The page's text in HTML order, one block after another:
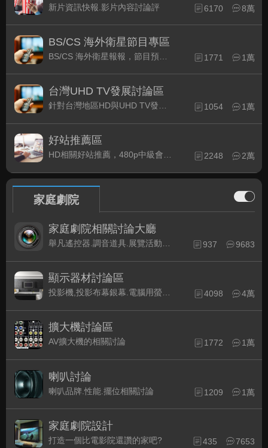
新片資訊快報.影片內容討論評 6170 8萬
BS/CS 海外衛星節目專區
1771 1萬
台灣UHD TV發展討論區
1054 1萬
好站推薦區
HD相關好站推薦，480p中級會員以上限定 2248 2萬
家庭劇院
家庭劇院相關討論大廳
937 9683
顯示器材討論區
4098 4萬
擴大機討論區
AV擴大機的相關討論 1772 1萬
喇叭討論
喇叭品牌.性能.擺位相關討論 1209 1萬
家庭劇院設計
打造一個比電影院還讚的家吧? 435 7653